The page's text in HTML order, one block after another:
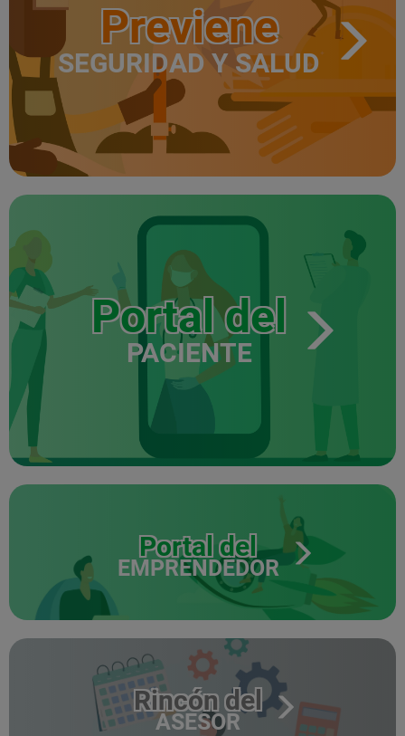
Previene
SEGURIDAD Y SALUD
Portal del
PACIENTE
Portal del
EMPRENDEDOR
Rincón del
ASESOR